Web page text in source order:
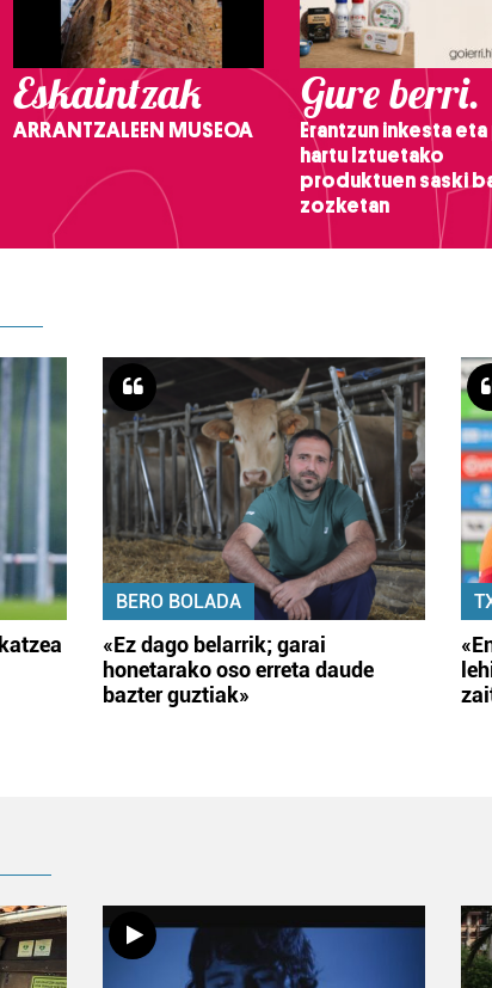
Eskaintzak
ARRANTZALEEN MUSEOA
Gure berri.
Erantzun inkesta
hartu Iztuetako
produktuen saski
zozketan
BERO BOLADA
«Ez dago belarrik; garai
honetarako oso erreta daude
bazter guztiak»